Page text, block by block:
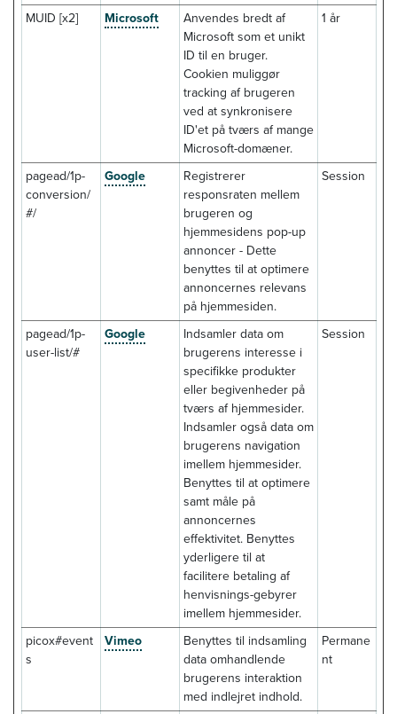
MUID [x2] Microsoft
Anvendes bredt af
Microsoft som et unikt
ID til en bruger.
Cookien muliggør
tracking af brugeren
ved at synkronisere
ID'et på tværs af mange
Microsoft-domæner.
1 år
pagead/1p-
conversion/
#/
Google
Registrerer
responsraten mellem
brugeren og
hjemmesidens pop-up
annoncer - Dette
benyttes til at optimere
annoncernes relevans
på hjemmesiden.
Session
pagead/1p-
user-list/#
Google
Indsamler data om
brugerens interesse i
specifikke produkter
eller begivenheder på
tværs af hjemmesider.
Indsamler også data om
brugerens navigation
imellem hjemmesider.
Benyttes til at optimere
samt måle på
annoncernes
effektivitet. Benyttes
yderligere til at
facilitere betaling af
henvisnings-gebyrer
imellem hjemmesider.
Session
picox#event
s
Vimeo
Benyttes til indsamling
data omhandlende
brugerens interaktion
med indlejret indhold.
Permane
nt